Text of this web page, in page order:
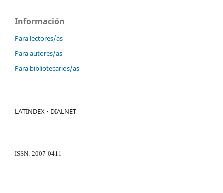
Información
Para lectores/as
Para autores/as
Para bibliotecarios/as
LATINDEX • DIALNET
ISSN: 2007-0411